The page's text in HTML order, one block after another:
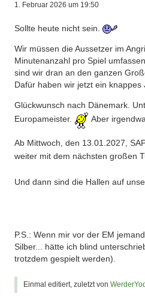
1. Februar 2026 um 19:50
Sollte heute nicht sein.
Wir müssen die Aussetzer im
Minutenanzahl pro Spiel
sind wir dran an den ganzen
Dafür haben wir jetzt ein
Glückwunsch nach Dänemark.
Europameister.
Aber
Ab Mittwoch, den 13.01.2027,
weiter mit dem nächsten großen
Und dann sind die Hallen auf
P.S.: Wenn mir vor der EM
Silber... hätte ich blind
trotzdem gespielt werden).
Einmal editiert, zuletzt von